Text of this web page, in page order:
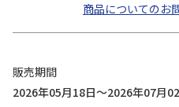
商品についてのお
販売期間
2026年05月18日～2026年07月